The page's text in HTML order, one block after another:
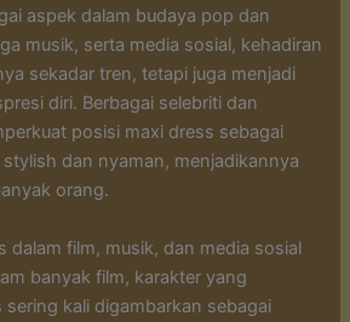
aspek dalam budaya pop dan
musik, serta media sosial, kehadiran
sekadar tren, tetapi juga menjadi
diri. Berbagai selebriti dan
posisi maxi dress sebagai
dan nyaman, menjadikannya
orang.
dalam film, musik, dan media sosial
banyak film, karakter yang
sering kali digambarkan sebagai